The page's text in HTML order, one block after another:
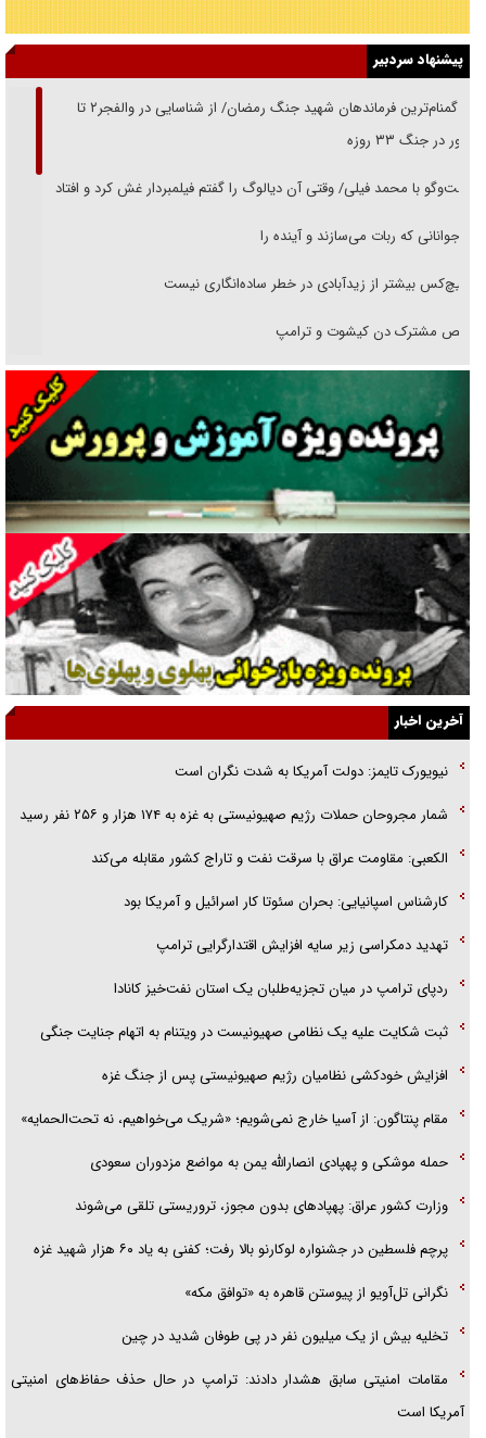
پیشنهاد سردبیر
از گمنام‌ترین فرماندهان شهید جنگ رمضان/ از شناسایی در والفجر۲ تا
حضور در جنگ ۳۳ روزه
گفت‌وگو با محمد فیلی/ وقتی آن دیالوگ را گفتم فیلمبردار غش کرد و افتاد
نوجوانانی که ربات می‌سازند و آینده را
هیچ‌کس بیشتر از زیدآبادی در خطر ساده‌انگاری نیست
رقص مشترک دن کیشوت و ترامپ
دنده دولت به واگذاری مسئله‌دار ایران‌خودرو/ خصوصی‌سازی یا انحصار؟
غریزه‌ی بقا و آقای باقی و رفقا
جراحی‌های زیبایی با مدرک فوق‌دیپلم! + گفت‌وگو با متهم
گفت‌وگو با همسر یکی از شهدای جنگ رمضان/ پیکر بی‌سر شهید را از
انگشت‌های پا شناسایی کردیم
نسلی که آنلاین الگو می‌گیرد
گفت‌وگو با آیت‌الله جاودان/ جفای مخالفان مکانت معنوی رهبر شهید را
ارتقا می‌داد
راننده مست به قانون می‌خندد
همه آقای دوربینی شده‌ایم!
قصه ناتمام سرویس مدارس
آیا مقاومت فلسطین خلع‌سلاح می‌شود؟
آخرین اخبار
نیویورک تایمز: دولت آمریکا به شدت نگران است
شمار مجروحان حملات رژیم صهیونیستی به غزه به ۱۷۴ هزار و ۲۵۶ نفر رسید
الکعبی: مقاومت عراق با سرقت نفت و تاراج کشور مقابله می‌کند
کارشناس اسپانیایی: بحران سئوتا کار اسرائیل و آمریکا بود
تهدید دمکراسی زیر سایه افزایش اقتدارگرایی ترامپ
ردپای ترامپ در میان تجزیه‌طلبان یک استان نفت‌خیز کانادا
ثبت شکایت علیه یک نظامی صهیونیست در ویتنام به اتهام جنایت جنگی
افزایش خودکشی نظامیان رژیم صهیونیستی پس از جنگ غزه
مقام پنتاگون: از آسیا خارج نمی‌شویم؛ «شریک می‌خواهیم، نه تحت‌الحمایه»
حمله موشکی و پهپادی انصارالله یمن به مواضع مزدوران سعودی
وزارت کشور عراق: پهپادهای بدون مجوز، تروریستی تلقی می‌شوند
پرچم فلسطین در جشنواره لوکارنو بالا رفت؛ کفنی به یاد ۶۰ هزار شهید غزه
نگرانی تل‌آویو از پیوستن قاهره به «توافق مکه»
تخلیه بیش از یک میلیون نفر در پی طوفان شدید در چین
مقامات امنیتی سابق هشدار دادند: ترامپ در حال حذف حفاظ‌های امنیتی
آمریکا است